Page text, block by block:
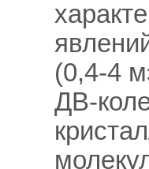
(0,4-4
ДВ-